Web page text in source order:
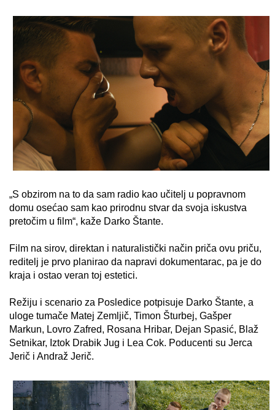
„S obzirom na to da sam radio kao učitelj u popravnom
domu osećao sam kao prirodnu stvar da svoja iskustva
pretočim u film“, kaže Darko Štante.
Film na sirov, direktan i naturalistički način priča ovu priču,
reditelj je prvo planirao da napravi dokumentarac, pa je do
kraja i ostao veran toj estetici.
Režiju i scenario za Posledice potpisuje Darko Štante, a
uloge tumače Matej Zemljič, Timon Šturbej, Gašper
Markun, Lovro Zafred, Rosana Hribar, Dejan Spasić, Blaž
Setnikar, Iztok Drabik Jug i Lea Cok. Poducenti su Jerca
Jerič i Andraž Jerič.